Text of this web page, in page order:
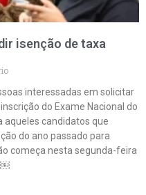
isenção de taxa
interessadas em solicitar
do Exame Nacional do
aqueles candidatos que
do ano passado para
começa nesta segunda-feira